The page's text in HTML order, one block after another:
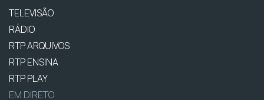
TELEVISÃO
RÁDIO
RTP ARQUIVOS
RTP ENSINA
RTP PLAY
EM DIRETO